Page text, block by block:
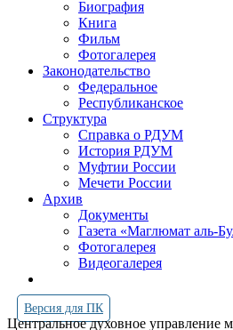
Биография
Книга
Фильм
Фотогалерея
Законодательство
Федеральное
Республиканское
Структура
Справка о РДУМ
История РДУМ
Муфтии России
Мечети России
Архив
Документы
Газета «Маглюмат аль-
Фотогалерея
Видеогалерея
Версия для ПК
Центральное духовное управление